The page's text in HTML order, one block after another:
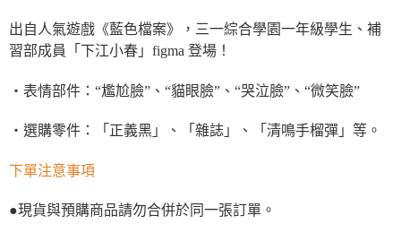
出自人氣遊戲《藍色檔案》，三一綜合學園一年級學生、補
習部成員「下江小春」figma 登場！
・表情部件：“尷尬臉”、“貓眼臉”、“哭泣臉”、“微笑臉”
・選購零件：「正義黑」、「雜誌」、「清鳴手榴彈」等。
下單注意事項
●現貨與預購商品請勿合併於同一張訂單。